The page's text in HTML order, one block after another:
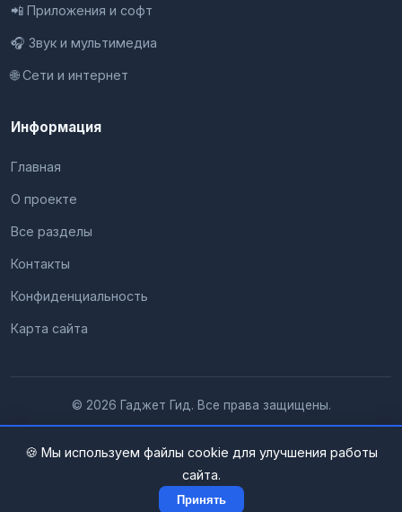
📲 Приложения и софт
🎧 Звук и мультимедиа
🌐 Сети и интернет
Информация
Главная
О проекте
Все разделы
Контакты
Конфиденциальность
Карта сайта
© 2026 Гаджет Гид. Все права защищены.
🍪 Мы используем файлы cookie для улучшения работы
сайта.
Принять